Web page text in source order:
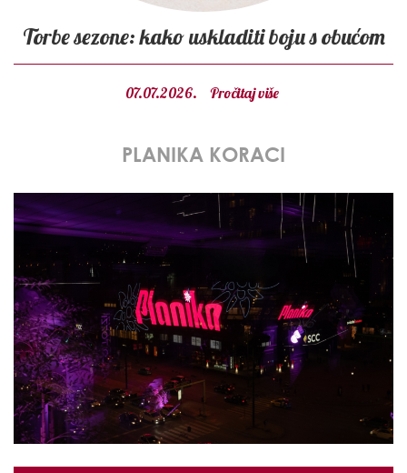
Torbe sezone: kako uskladiti boju s obućom
07.07.2026. Pročitaj više
PLANIKA KORACI